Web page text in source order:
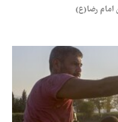
امام رضا(ع)